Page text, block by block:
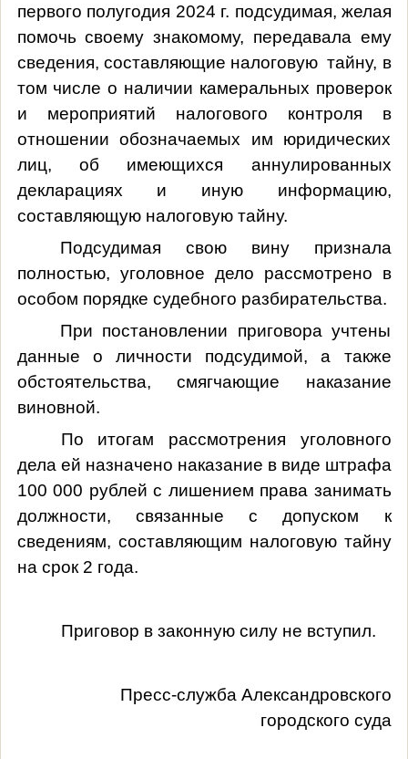
первого полугодия 2024 г. подсудимая, желая
помочь своему знакомому, передавала ему
сведения, составляющие налоговую тайну, в
том числе о наличии камеральных проверок
и мероприятий налогового контроля в
отношении обозначаемых им юридических
лиц, об имеющихся аннулированных
декларациях и иную информацию,
составляющую налоговую тайну.
Подсудимая свою вину признала
полностью, уголовное дело рассмотрено в
особом порядке судебного разбирательства.
При постановлении приговора учтены
данные о личности подсудимой, а также
обстоятельства, смягчающие наказание
виновной.
По итогам рассмотрения уголовного
дела ей назначено наказание в виде штрафа
100 000 рублей с лишением права занимать
должности, связанные с допуском к
сведениям, составляющим налоговую тайну
на срок 2 года.
Приговор в законную силу не вступил.
Пресс-служба Александровского
городского суда